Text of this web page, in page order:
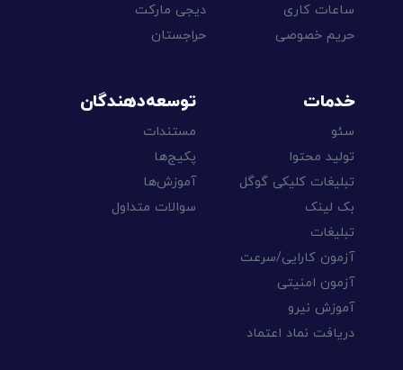
ساعات کاری
حریم خصوصی
دیجی مارکت
حراجستان
خدمات
سئو
تولید محتوا
تبلیغات کلیکی گوگل
بک لینک
تبلیغات
آزمون کارایی/سرعت
آزمون امنیتی
آموزش نیرو
دریافت نماد اعتماد
توسعه‌دهندگان
مستندات
پکیج‌ها
آموزش‌ها
سوالات متداول